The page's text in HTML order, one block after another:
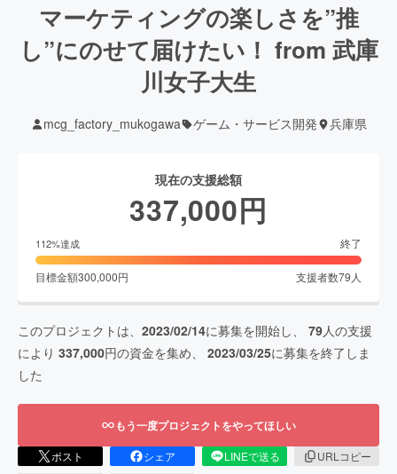
マーケティングの楽しさを”推
し”にのせて届けたい！ from 武庫
川女子大生
mcg_factory_mukogawa ゲーム・サービス開発 兵庫県
現在の支援総額
337,000円
112%達成 終了
目標金額300,000円 支援者数79 人
このプロジェクトは、 2023/02/14に募集を開始し、 79人の支援
により 337,000円の資金を集め、 2023/03/25に募集を終了しま
した
もう一度プロジェクトをやってほしい
ポスト シェア LINEで送る
URLコピー